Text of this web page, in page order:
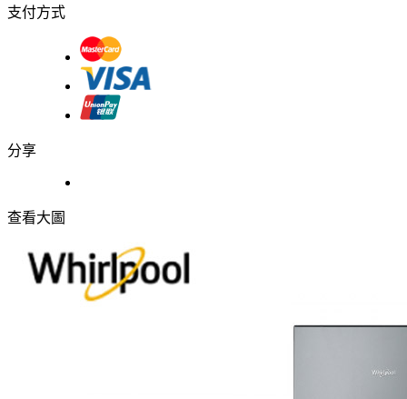
支付方式
分享
查看大圖